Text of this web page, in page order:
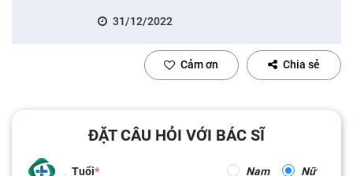
31/12/2022
Cảm ơn Chia sẻ
ĐẶT CÂU HỎI VỚI BÁC SĨ
Tuổi Nam Nữ